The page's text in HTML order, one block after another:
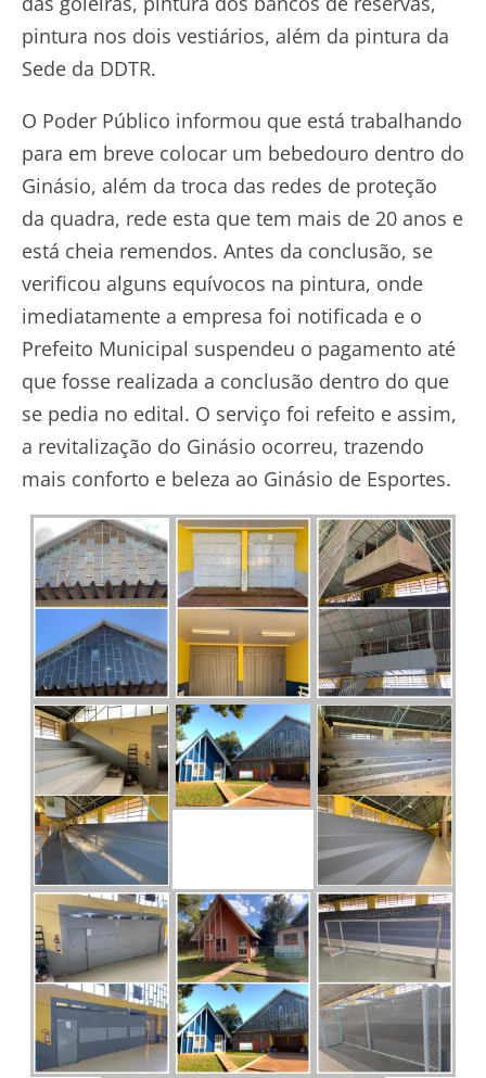
pintura nos dois vestiários, além da pintura da
Sede da DDTR.
O Poder Público informou que está trabalhando
para em breve colocar um bebedouro dentro do
Ginásio, além da troca das redes de proteção
da quadra, rede esta que tem mais de 20 anos e
está cheia remendos. Antes da conclusão, se
verificou alguns equívocos na pintura, onde
imediatamente a empresa foi notificada e o
Prefeito Municipal suspendeu o pagamento até
que fosse realizada a conclusão dentro do que
se pedia no edital. O serviço foi refeito e assim,
a revitalização do Ginásio ocorreu, trazendo
mais conforto e beleza ao Ginásio de Esportes.